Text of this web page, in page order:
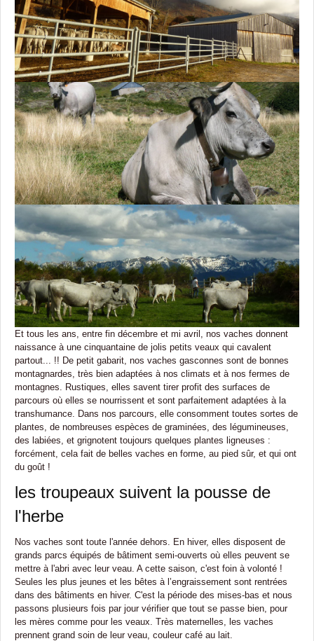
Et tous les ans, entre fin décembre et mi avril, nos vaches donnent
naissance à une cinquantaine de jolis petits veaux qui cavalent
partout... !! De petit gabarit, nos vaches gasconnes sont de bonnes
montagnardes, très bien adaptées à nos climats et à nos fermes de
montagnes. Rustiques, elles savent tirer profit des surfaces de
parcours où elles se nourrissent et sont parfaitement adaptées à la
transhumance. Dans nos parcours, elle consomment toutes sortes de
plantes, de nombreuses espèces de graminées, des légumineuses,
des labiées, et grignotent toujours quelques plantes ligneuses :
forcément, cela fait de belles vaches en forme, au pied sûr, et qui ont
du goût !
les troupeaux suivent la pousse de
l'herbe
Nos vaches sont toute l'année dehors. En hiver, elles disposent de
grands parcs équipés de bâtiment semi-ouverts où elles peuvent se
mettre à l'abri avec leur veau. A cette saison, c'est foin à volonté !
Seules les plus jeunes et les bêtes à l’engraissement sont rentrées
dans des bâtiments en hiver. C'est la période des mises-bas et nous
passons plusieurs fois par jour vérifier que tout se passe bien, pour
les mères comme pour les veaux. Très maternelles, les vaches
prennent grand soin de leur veau, couleur café au lait.